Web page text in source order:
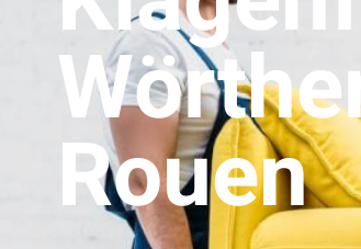
Rouen